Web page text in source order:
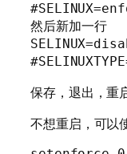
然后新加一行
保存，退出，重
不想重启，可以